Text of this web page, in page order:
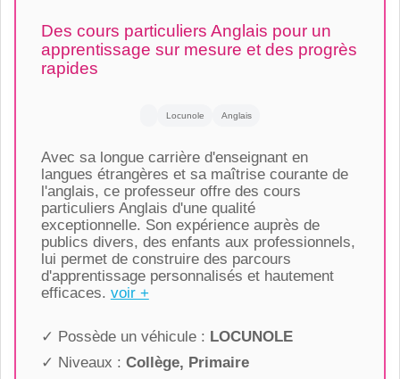
Des cours particuliers Anglais pour un
apprentissage sur mesure et des progrès
rapides
Locunole Anglais
Avec sa longue carrière d'enseignant en
langues étrangères et sa maîtrise courante de
l'anglais, ce professeur offre des cours
particuliers Anglais d'une qualité
exceptionnelle. Son expérience auprès de
publics divers, des enfants aux professionnels,
lui permet de construire des parcours
d'apprentissage personnalisés et hautement
efficaces. voir +
✓ Possède un véhicule : LOCUNOLE
✓ Niveaux : Collège, Primaire